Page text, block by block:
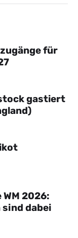
für
gastiert
2026:
sind dabei